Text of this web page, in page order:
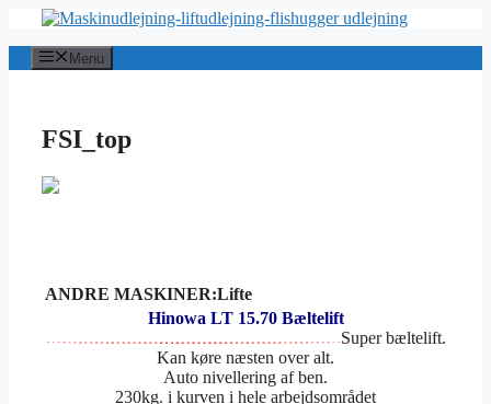
indhold
Menu
FSI_top
ANDRE MASKINER:Lifte
Hinowa LT 15.70 Bæltelift
Super bæltelift.
Kan køre næsten over alt.
Auto nivellering af ben.
230kg. i kurven i hele arbejdsområdet